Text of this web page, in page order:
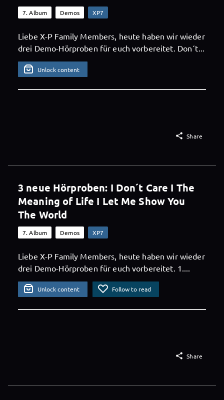
7. Album Demos XP7
Liebe X-P Family Members, heute haben wir wieder
drei Demo-Hörproben für euch vorbereitet. Don´t...
Unlock content
 Share
3 neue Hörproben: I Don´t Care I The
Meaning of Life I Let Me Show You
The World
7. Album Demos XP7
Liebe X-P Family Members, heute haben wir wieder
drei Demo-Hörproben für euch vorbereitet. 1....
Unlock content Follow to read
 Share